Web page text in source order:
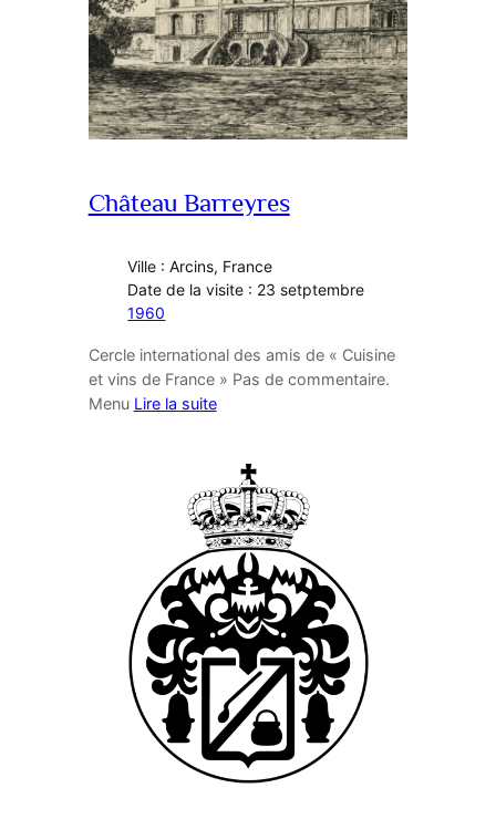
Château Barreyres
Ville : Arcins, France
Date de la visite : 23 setptembre
1960
Cercle international des amis de « Cuisine
et vins de France » Pas de commentaire.
Menu Lire la suite